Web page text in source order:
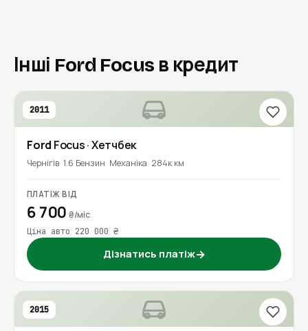
Інші Ford Focus в кредит
2011
Ford Focus· Хетчбек
Чернігів 1.6 Бензин Механіка 284к км
ПЛАТІЖ ВІД
6 700₴/міс
Ціна авто 220 000 ₴
Дізнатись платіж→
2015